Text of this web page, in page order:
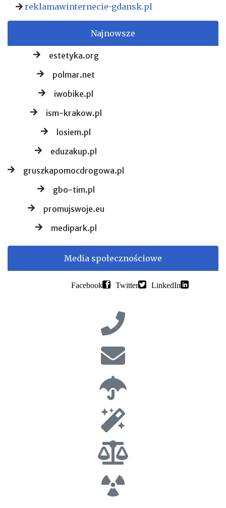
reklamawinternecie-gdansk.pl
Najnowsze
estetyka.org
polmar.net
iwobike.pl
ism-krakow.pl
losiem.pl
eduzakup.pl
gruszkapomocdrogowa.pl
gbo-tim.pl
promujswoje.eu
medipark.pl
Media społecznościowe
Facebook Twitter LinkedIn